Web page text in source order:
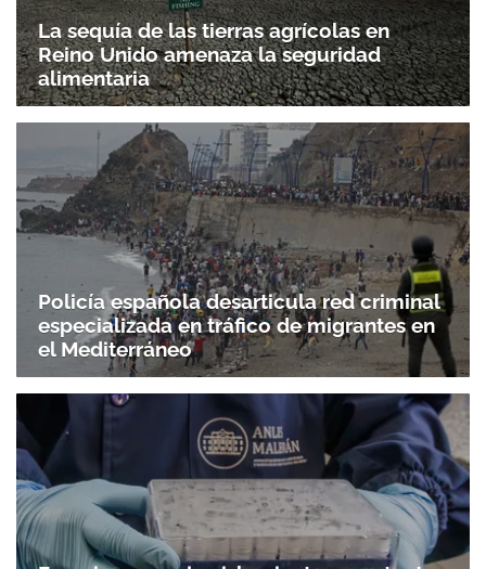
La sequía de las tierras agrícolas en
Reino Unido amenaza la seguridad
alimentaria
Policía española desarticula red criminal
especializada en tráfico de migrantes en
el Mediterráneo